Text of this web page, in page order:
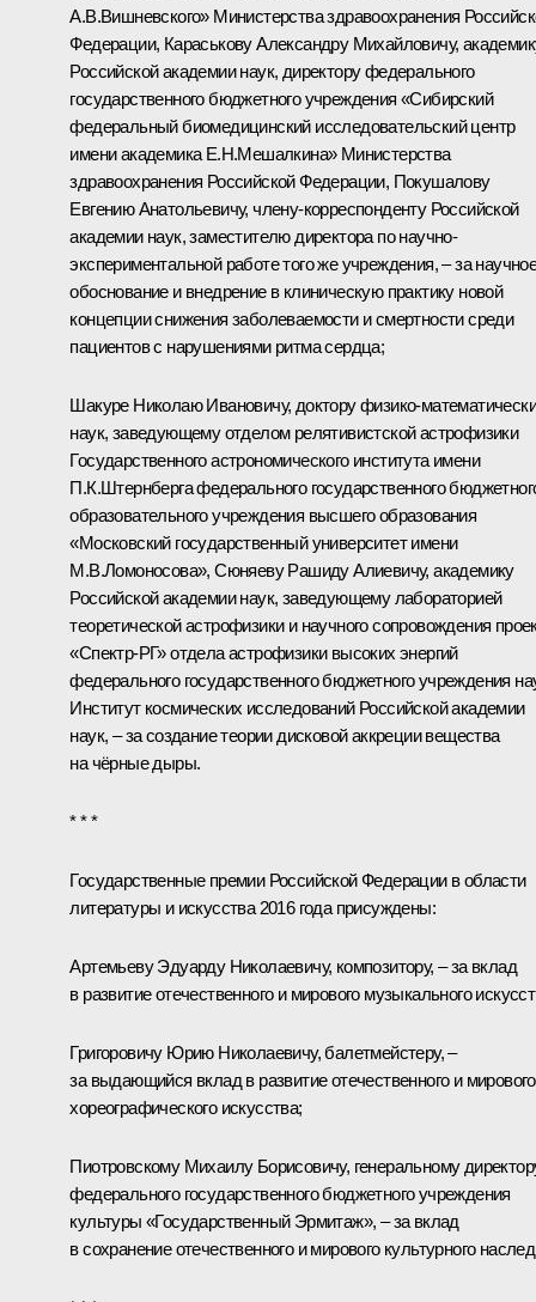
А.В.Вишневского» Министерства здравоохранения
Федерации, Караськову Александру Михайловичу,
Российской академии наук, директору федерального
государственного бюджетного учреждения «Сибирский
федеральный биомедицинский исследовательский центр
имени академика Е.Н.Мешалкина» Министерства
здравоохранения Российской Федерации, Покушалову
Евгению Анатольевичу, члену-корреспонденту Российской
академии наук, заместителю директора по научно-
экспериментальной работе того же учреждения, – за
обоснование и внедрение в клиническую практику новой
концепции снижения заболеваемости и смертности среди
пациентов с нарушениями ритма сердца;
Шакуре Николаю Ивановичу, доктору физико-
наук, заведующему отделом релятивистской астрофизики
Государственного астрономического института имени
П.К.Штернберга федерального государственного
образовательного учреждения высшего образования
«Московский государственный университет имени
М.В.Ломоносова», Сюняеву Рашиду Алиевичу, академику
Российской академии наук, заведующему лабораторией
теоретической астрофизики и научного сопровождения
«Спектр-РГ» отдела астрофизики высоких энергий
федерального государственного бюджетного учреждения
Институт космических исследований Российской академии
наук, – за создание теории дисковой аккреции вещества
на чёрные дыры.
* * *
Государственные премии Российской Федерации в области
литературы и искусства 2016 года присуждены:
Артемьеву Эдуарду Николаевичу, композитору, – за вклад
в развитие отечественного и мирового музыкального
Григоровичу Юрию Николаевичу, балетмейстеру, –
за выдающийся вклад в развитие отечественного и мирового
хореографического искусства;
Пиотровскому Михаилу Борисовичу, генеральному
федерального государственного бюджетного учреждения
культуры «Государственный Эрмитаж», – за вклад
в сохранение отечественного и мирового культурного